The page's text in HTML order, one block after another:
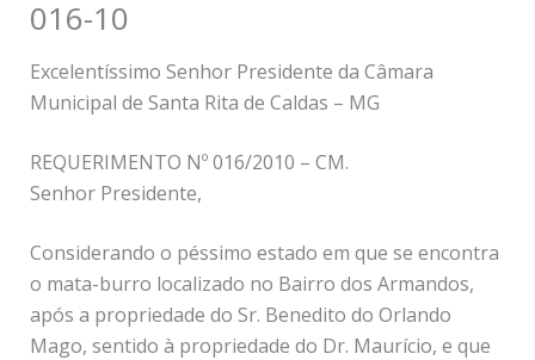
016-10
Excelentíssimo Senhor Presidente da Câmara
Municipal de Santa Rita de Caldas – MG
REQUERIMENTO Nº 016/2010 – CM.
Senhor Presidente,
Considerando o péssimo estado em que se encontra
o mata-burro localizado no Bairro dos Armandos,
após a propriedade do Sr. Benedito do Orlando
Mago, sentido à propriedade do Dr. Maurício, e que